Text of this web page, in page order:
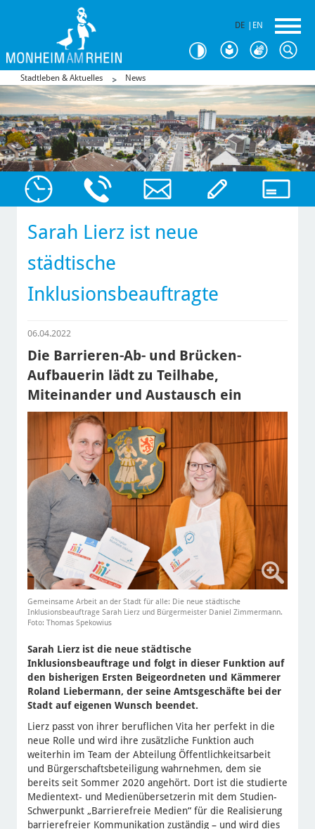
DE EN
Stadtleben & Aktuelles News
Sarah Lierz ist neue
städtische
Inklusionsbeauftragte
06.04.2022
Die Barrieren-Ab- und Brücken-
Aufbauerin lädt zu Teilhabe,
Miteinander und Austausch ein
Gemeinsame Arbeit an der Stadt für alle: Die neue städtische
Inklusionsbeauftrage Sarah Lierz und Bürgermeister Daniel Zimmermann.
Foto: Thomas Spekowius
Sarah Lierz ist die neue städtische
Inklusionsbeauftrage und folgt in dieser Funktion auf
den bisherigen Ersten Beigeordneten und Kämmerer
Roland Liebermann, der seine Amtsgeschäfte bei der
Stadt auf eigenen Wunsch beendet.
Lierz passt von ihrer beruflichen Vita her perfekt in die
neue Rolle und wird ihre zusätzliche Funktion auch
weiterhin im Team der Abteilung Öffentlichkeitsarbeit
und Bürgerschaftsbeteiligung wahrnehmen, dem sie
bereits seit Sommer 2020 angehört. Dort ist die studierte
Medientext- und Medienübersetzerin mit dem Studien-
Schwerpunkt „Barrierefreie Medien“ für die Realisierung
barrierefreier Kommunikation zuständig – und wird dies